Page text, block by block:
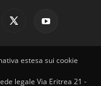
estesa sui cookie
legale Via Eritrea 21 -